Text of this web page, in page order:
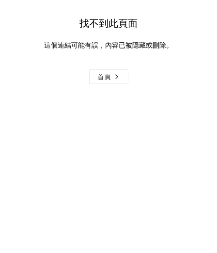
找不到此頁面
這個連結可能有誤，內容已被隱藏或刪除。
首頁